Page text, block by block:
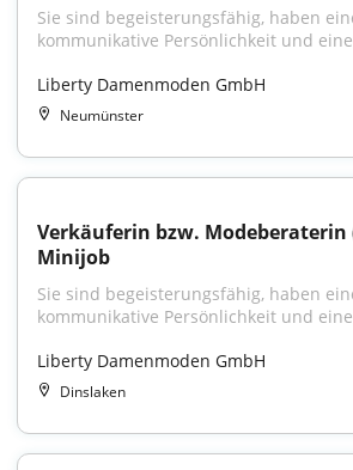
Sie sind begeisterungsfähig, haben
kommunikative Persönlichkeit und
Liberty Damenmoden GmbH
Neumünster
Verkäuferin bzw.
Minijob
Sie sind begeisterungsfähig, haben
kommunikative Persönlichkeit und
Liberty Damenmoden GmbH
Dinslaken